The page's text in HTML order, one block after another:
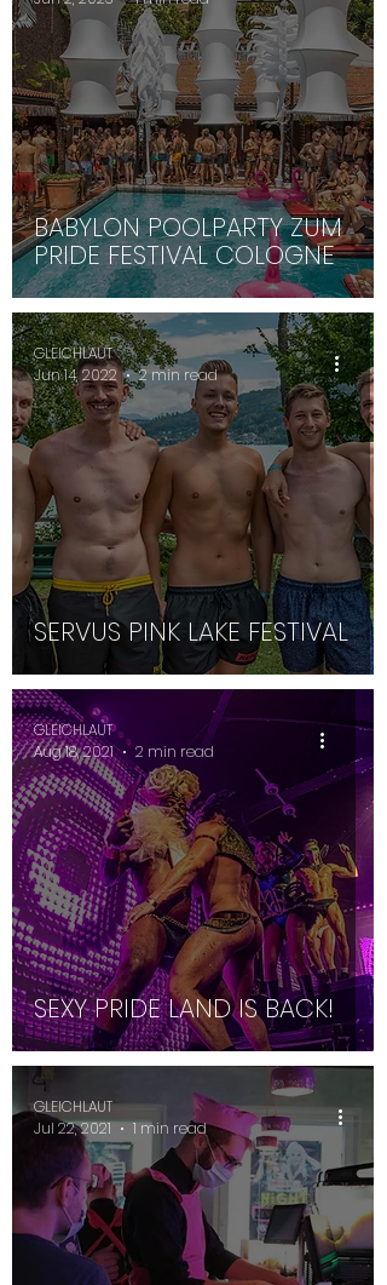
BABYLON POOLPARTY ZUM
PRIDE FESTIVAL COLOGNE
SERVUS PINK LAKE FESTIVAL
GLEICHLAUT
Jun 14, 2022
2 min read
SEXY PRIDE LAND IS BACK!
GLEICHLAUT
Aug 18, 2021
2 min read
GLEICHLAUT
Jul 22, 2021
1 min read